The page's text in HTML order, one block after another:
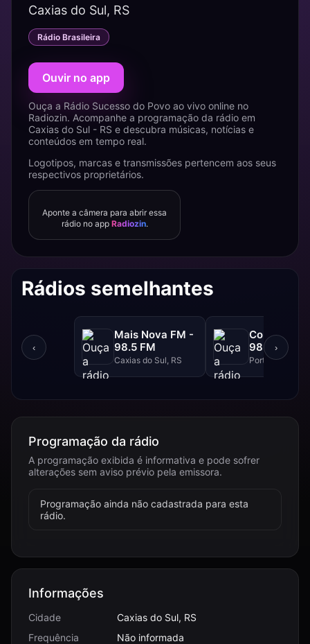
Caxias do Sul, RS
Rádio Brasileira
Ouvir no app
Ouça a Rádio Sucesso do Povo ao vivo online no
Radiozin. Acompanhe a programação da rádio em
Caxias do Sul - RS e descubra músicas, notícias e
conteúdos em tempo real.
Logotipos, marcas e transmissões pertencem aos seus
respectivos proprietários.
Aponte a câmera para abrir essa
rádio no app Radiozin.
Rádios semelhantes
‹
Mais Nova FM -
98.5 FM
Caxias do Sul, RS
98.3 FM
Porto Alegre,
›
Programação da rádio
A programação exibida é informativa e pode sofrer
alterações sem aviso prévio pela emissora.
Programação ainda não cadastrada para esta
rádio.
Informações
Cidade
Caxias do Sul, RS
Frequência
Não informada